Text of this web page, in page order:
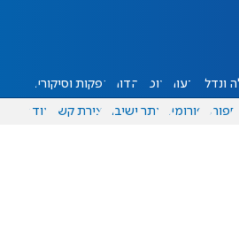
ונדל"ן דעות אוכל יהדות הפקות וסיקורים
ספורט פורומים אתר ישיבה יצירת קשר עוד